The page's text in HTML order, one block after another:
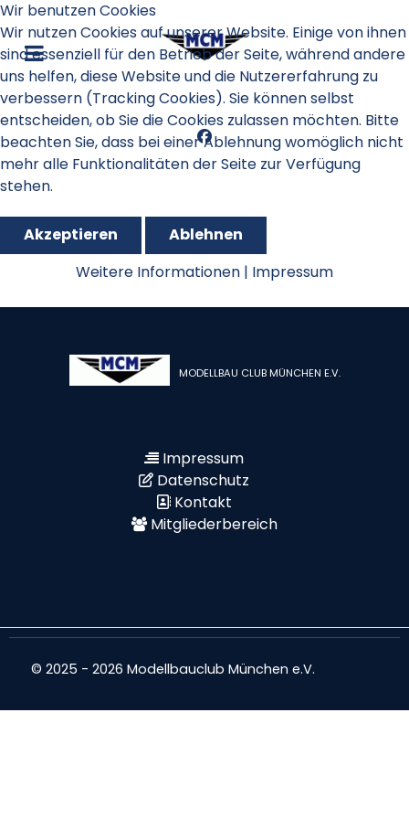
RES 2016
MODELLBAU CLUB MÜNCHEN E.V.
Impressum
Datenschutz
Kontakt
Mitgliederbereich
© 2025 - 2026 Modellbauclub München e.V.
Wir benutzen Cookies
Wir nutzen Cookies auf unserer Website. Einige von ihnen
sind essenziell für den Betrieb der Seite, während andere
uns helfen, diese Website und die Nutzererfahrung zu
verbessern (Tracking Cookies). Sie können selbst
entscheiden, ob Sie die Cookies zulassen möchten. Bitte
beachten Sie, dass bei einer Ablehnung womöglich nicht
mehr alle Funktionalitäten der Seite zur Verfügung
stehen.
Akzeptieren
Ablehnen
Weitere Informationen | Impressum